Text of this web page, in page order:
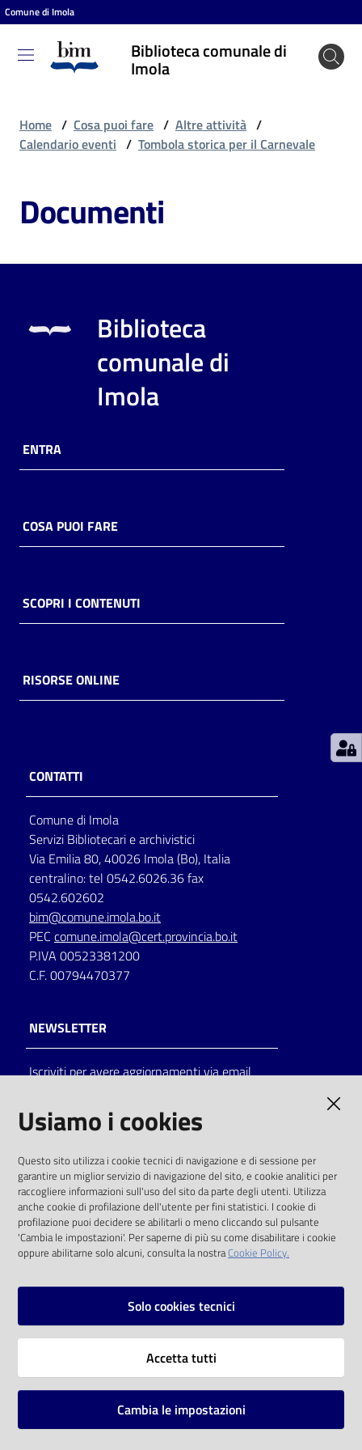
Vai al contenuto
Vai alla navigazione
Vai al footer
Comune di Imola
Biblioteca comunale di
Imola
Biblioteca
comunale
puoi
Risorse
online
Casa
Piani
storico
per
lettura
Seguici
su
Catalogo
on line
Eventi
Chiedi al
bibliotecario
Home / Cosa puoi fare / Altre attività /
Calendario eventi / Tombola storica per il Carnevale
Documenti
Biblioteca
comunale di
Imola
ENTRA
COSA PUOI FARE
SCOPRI I CONTENUTI
RISORSE ONLINE
CONTATTI
Comune di Imola
Servizi Bibliotecari e archivistici
Via Emilia 80, 40026 Imola (Bo), Italia
centralino: tel 0542.6026.36 fax
0542.602602
bim@comune.imola.bo.it
PEC comune.imola@cert.provincia.bo.it
P.IVA 00523381200
C.F. 00794470377
NEWSLETTER
Iscriviti per avere aggiornamenti via email
solo alle condizioni previste dalla direttiva
comunitaria 2003/98/CE e dal d.lgs. 36/2006
SOCIAL
Instagram
Vai alla pagina
Mappa del sito
Usiamo i cookies
Questo sito utilizza i cookie tecnici di navigazione e di sessione per
garantire un miglior servizio di navigazione del sito, e cookie analitici per
raccogliere informazioni sull'uso del sito da parte degli utenti. Utilizza
anche cookie di profilazione dell'utente per fini statistici. I cookie di
profilazione puoi decidere se abilitarli o meno cliccando sul pulsante
'Cambia le impostazioni'. Per saperne di più su come disabilitare i cookie
oppure abilitarne solo alcuni, consulta la nostraCookie Policy.
Solo cookies tecnici
Accetta tutti
Cambia le impostazioni